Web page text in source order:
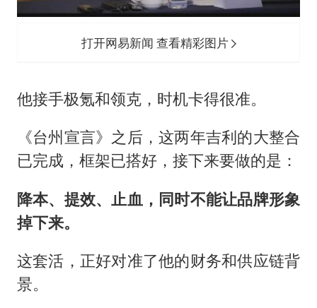
打开网易新闻 查看精彩图片
他接手极氪和领克，时机卡得很准。
《台州宣言》之后，这两年吉利的大整合
已完成，框架已搭好，接下来要做的是：
降本、提效、止血，同时不能让品牌形象
掉下来。
这套活，正好对准了他的财务和供应链背
景。